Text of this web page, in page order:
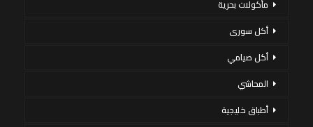
مأكولات بحرية
أكل سورى
أكل صيامي
المحاشي
أطباق خليجية